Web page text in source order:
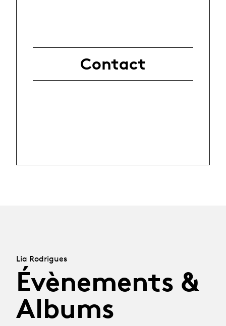
Contact
Lia Rodrigues
Évènements &
Albums